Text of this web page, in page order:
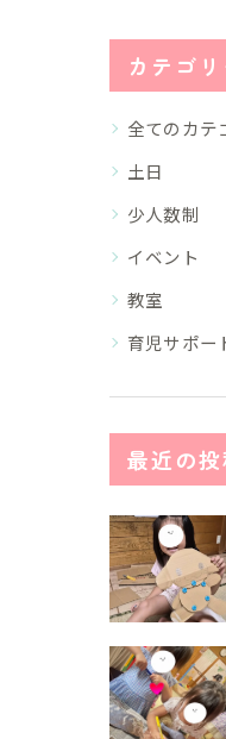
カテゴリ
全てのカテ
土日
少人数制
イベント
教室
育児サポー
最近の投